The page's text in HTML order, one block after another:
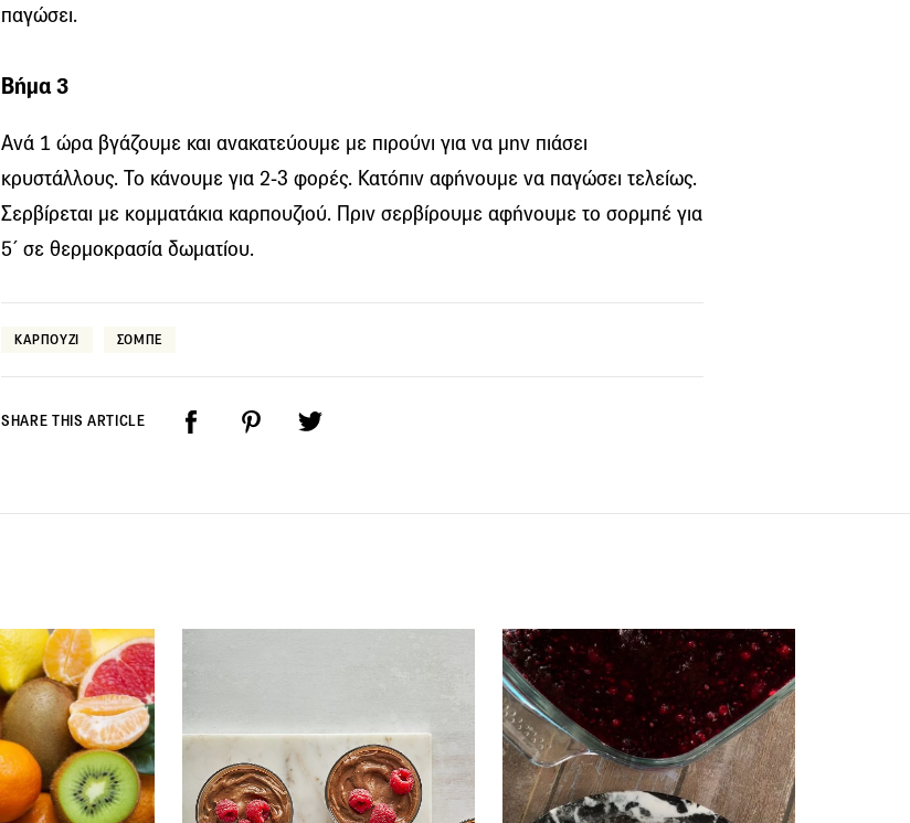
παγώσει.
Βήμα 3
Ανά 1 ώρα βγάζουμε και ανακατεύουμε με πιρούνι για να μην πιάσει
κρυστάλλους. Το κάνουμε για 2-3 φορές. Κατόπιν αφήνουμε να παγώσει τελείως.
Σερβίρεται με κομματάκια καρπουζιού. Πριν σερβίρουμε αφήνουμε το σορμπέ για
5΄ σε θερμοκρασία δωματίου.
ΚΑΡΠΟΥΖΙ ΣΟΜΠΕ
SHARE THIS ARTICLE